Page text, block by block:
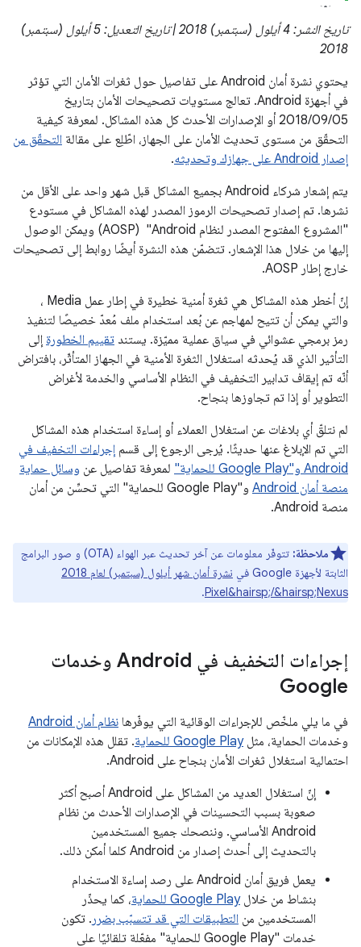
تاريخ النشر: 4 أيلول (سبتمبر) 2018 | تاريخ التعديل: 5 أيلول (سبتمبر)
2018
يحتوي نشرة أمان Android على تفاصيل حول ثغرات الأمان التي تؤثر
في أجهزة Android. تعالج مستويات تصحيحات الأمان بتاريخ
05‏/09‏/2018 أو الإصدارات الأحدث كل هذه المشاكل. لمعرفة كيفية
التحقّق من مستوى تحديث الأمان على الجهاز، اطّلِع على مقالة التحقّق من
إصدار Android على جهازك وتحديثه
.
يتم إشعار شركاء Android بجميع المشاكل قبل شهر واحد على الأقل من
نشرها. تم إصدار تصحيحات الرموز المصدر لهذه المشاكل في مستودع
"المشروع المفتوح المصدر لنظام Android" ‏ (AOSP) ويمكن الوصول
إليها من خلال هذا الإشعار. تتضمّن هذه النشرة أيضًا روابط إلى تصحيحات
خارج إطار AOSP.
إنّ أخطر هذه المشاكل هي ثغرة أمنية خطيرة في إطار عمل Media ،
والتي يمكن أن تتيح لمهاجم عن بُعد استخدام ملف مُعدّ خصيصًا لتنفيذ
رمز برمجي عشوائي في سياق عملية مميّزة. يستند تقييم الخطورة إلى
التأثير الذي قد يُحدثه استغلال الثغرة الأمنية في الجهاز المتأثّر، بافتراض
أنّه تم إيقاف تدابير التخفيف في النظام الأساسي والخدمة لأغراض
التطوير أو إذا تم تجاوزها بنجاح.
لم نتلقّ أي بلاغات عن استغلال العملاء أو إساءة استخدام هذه المشاكل
التي تم الإبلاغ عنها حديثًا. يُرجى الرجوع إلى قسم إجراءات التخفيف في
Android و"Google Play للحماية"
لمعرفة تفاصيل عن وسائل حماية
منصة أمان Android
و"Google Play للحماية" التي تحسِّن من أمان
منصة Android.
ملاحظة:
تتوفّر معلومات عن آخر تحديث عبر الهواء (OTA) و صور البرامج
الثابتة لأجهزة Google في
نشرة أمان شهر أيلول (سبتمبر) لعام 2018
Pixel&hairsp;/&hairsp;Nexus
.
إجراءات التخفيف في Android وخدمات
Google
في ما يلي ملخّص للإجراءات الوقائية التي يوفّرها نظام أمان Android
وخدمات الحماية، مثلGoogle Play للحماية
. تقلل هذه الإمكانات من
احتمالية استغلال ثغرات الأمان بنجاح على Android.
إنّ استغلال العديد من المشاكل على Android أصبح أكثر
صعوبة بسبب التحسينات في الإصدارات الأحدث من نظام
Android الأساسي. وننصحك جميع المستخدمين
بالتحديث إلى أحدث إصدار من Android كلما أمكن ذلك.
يعمل فريق أمان Android على رصد إساءة الاستخدام
بنشاط من خلالGoogle Play للحماية
، كما يحذّر
المستخدمين من التطبيقات التي قد تتسبّب بضرر . تكون
خدمات "Google Play للحماية" مفعّلة تلقائيًا على